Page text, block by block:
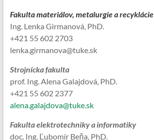
Fakulta materiálov, metalurgie a recyklácie
Ing. Lenka Girmanová, PhD.
+421 55 602 2703
lenka.girmanova@tuke.sk
Strojnícka fakulta
prof. Ing. Alena Galajdová, PhD.
+421 55 602 2377
alena.galajdova@tuke.sk
Fakulta elektrotechniky a informatiky
doc. Ing. Ľubomír Beňa, PhD.